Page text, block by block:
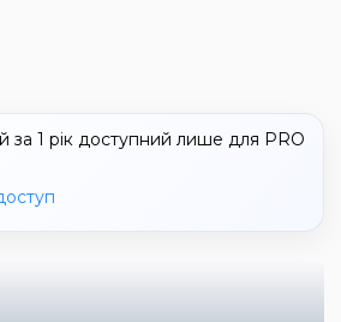
за 1 рік доступний лише для PRO